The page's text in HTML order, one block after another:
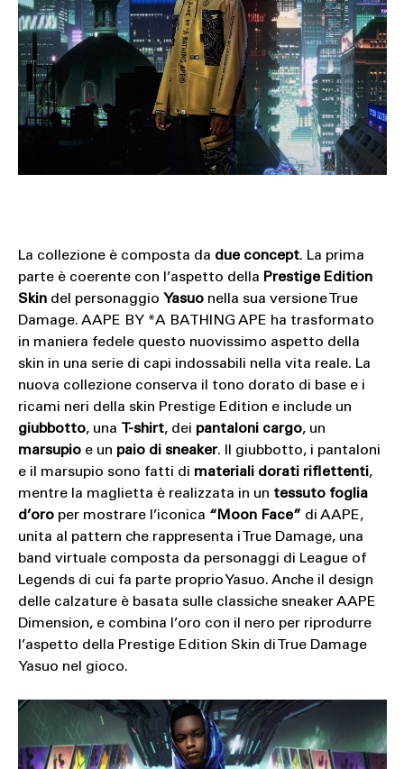
La collezione è composta da due concept. La prima
parte è coerente con l’aspetto della Prestige Edition
Skindel personaggio Yasuonella sua versione True
Damage. AAPE BY *A BATHING APE ha trasformato
in maniera fedele questo nuovissimo aspetto della
skin in una serie di capi indossabili nella vita reale. La
nuova collezione conserva il tono dorato di base e i
ricami neri della skin Prestige Edition e include un
giubbotto, una T-shirt, dei pantaloni cargo, un
marsupioe un paio di sneaker. Il giubbotto, i pantaloni
e il marsupio sono fatti di materiali dorati riflettenti,
mentre la maglietta è realizzata in un tessuto foglia
d’oroper mostrare l’iconica “Moon Face” di AAPE,
unita al pattern che rappresenta i True Damage, una
band virtuale composta da personaggi di League of
Legends di cui fa parte proprio Yasuo. Anche il design
delle calzature è basata sulle classiche sneaker AAPE
Dimension, e combina l’oro con il nero per riprodurre
l’aspetto della Prestige Edition Skin di True Damage
Yasuo nel gioco.